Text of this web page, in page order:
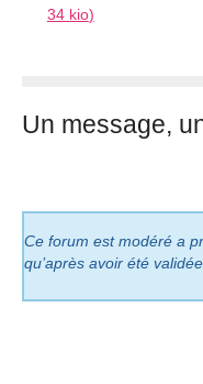
34 kio)
Un message,
Ce forum est modéré a
qu’après avoir été